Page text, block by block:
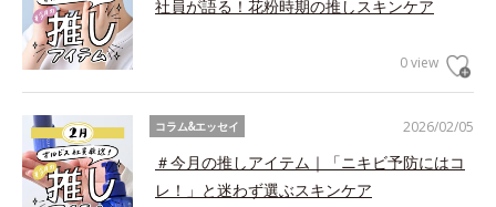
社員が語る！花粉時期の推しスキンケア
0 view
2026/02/05
コラム&エッセイ
＃今月の推しアイテム｜「ニキビ予防にはコ
レ！」と迷わず選ぶスキンケア